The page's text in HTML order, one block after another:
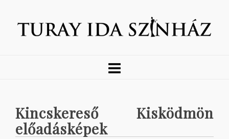
Kincskereső Kisködmön
előadásképek